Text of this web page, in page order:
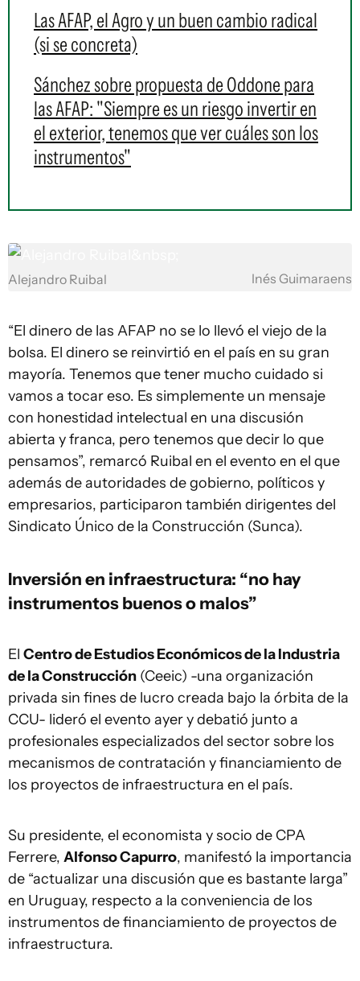
Las AFAP, el Agro y un buen cambio radical
(si se concreta)
Sánchez sobre propuesta de Oddone para
las AFAP: "Siempre es un riesgo invertir en
el exterior, tenemos que ver cuáles son los
instrumentos"
Alejandro Ruibal Inés Guimaraens
“El dinero de las AFAP no se lo llevó el viejo de la
bolsa. El dinero se reinvirtió en el país en su gran
mayoría. Tenemos que tener mucho cuidado si
vamos a tocar eso. Es simplemente un mensaje
con honestidad intelectual en una discusión
abierta y franca, pero tenemos que decir lo que
pensamos”, remarcó Ruibal en el evento en el que
además de autoridades de gobierno, políticos y
empresarios, participaron también dirigentes del
Sindicato Único de la Construcción (Sunca).
Inversión en infraestructura: “no hay
instrumentos buenos o malos”
El Centro de Estudios Económicos de la Industria
de la Construcción (Ceeic) -una organización
privada sin fines de lucro creada bajo la órbita de la
CCU- lideró el evento ayer y debatió junto a
profesionales especializados del sector sobre los
mecanismos de contratación y financiamiento de
los proyectos de infraestructura en el país.
Su presidente, el economista y socio de CPA
Ferrere, Alfonso Capurro, manifestó la importancia
de “actualizar una discusión que es bastante larga”
en Uruguay, respecto a la conveniencia de los
instrumentos de financiamiento de proyectos de
infraestructura.